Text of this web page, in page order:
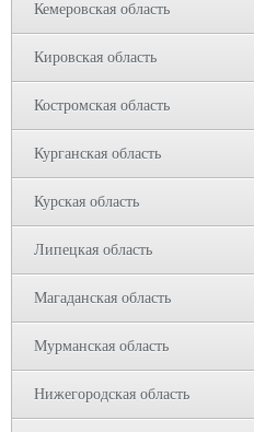
Кемеровская область
Кировская область
Костромская область
Курганская область
Курская область
Липецкая область
Магаданская область
Мурманская область
Нижегородская область